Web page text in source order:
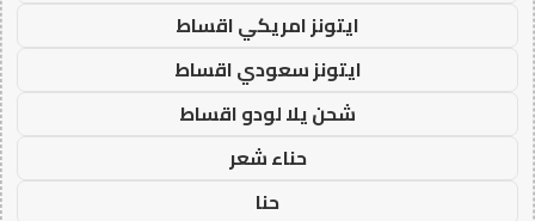
ايتونز امريكي اقساط
ايتونز سعودي اقساط
شحن يلا لودو اقساط
حناء شعر
حنا